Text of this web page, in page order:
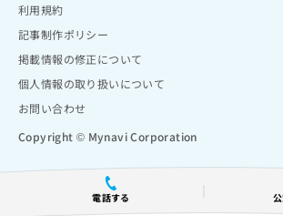
電話する
利用規約
記事制作ポリシー
掲載情報の修正について
個人情報の取り扱いについて
お問い合わせ
Copyright © Mynavi Corporation